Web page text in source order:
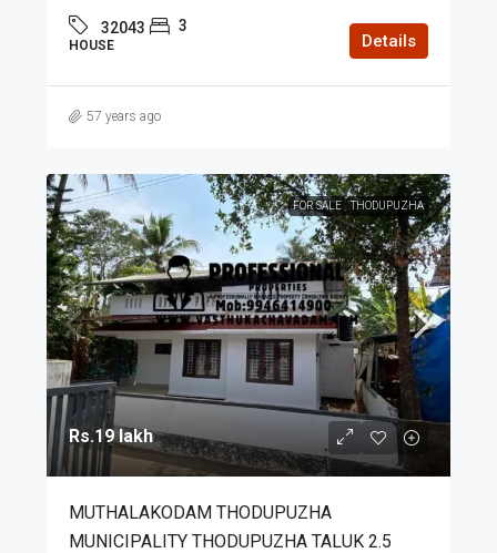
32043 3
HOUSE Details
57 years ago
FOR SALE THODUPUZHA
Rs.19 lakh
MUTHALAKODAM THODUPUZHA
MUNICIPALITY THODUPUZHA TALUK 2.5